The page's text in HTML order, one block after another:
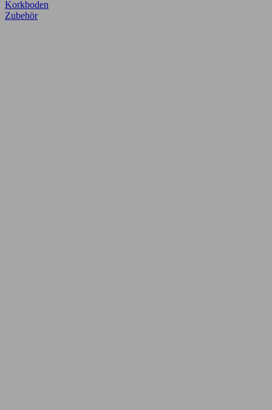
Korkboden
Zubehör